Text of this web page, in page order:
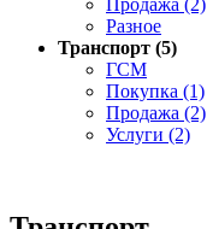
Продажа (2)
Разное
Транспорт (5)
ГСМ
Покупка (1)
Продажа (2)
Услуги (2)